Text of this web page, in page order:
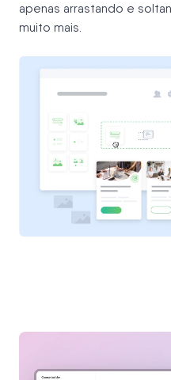
apenas arrastando e
muito mais.